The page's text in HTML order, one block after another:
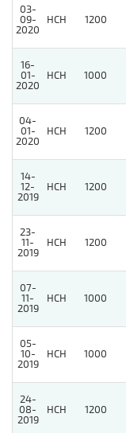
03-
09-
2020
HCH 1200
16-
01-
2020
HCH 1000
04-
01-
2020
HCH 1200
14-
12-
2019
HCH 1200
23-
11-
2019
HCH 1200
07-
11-
2019
HCH 1000
05-
10-
2019
HCH 1000
24-
08-
2019
HCH 1200